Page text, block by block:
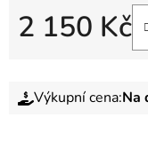
2 150 Kč
Výkupní cena:Na